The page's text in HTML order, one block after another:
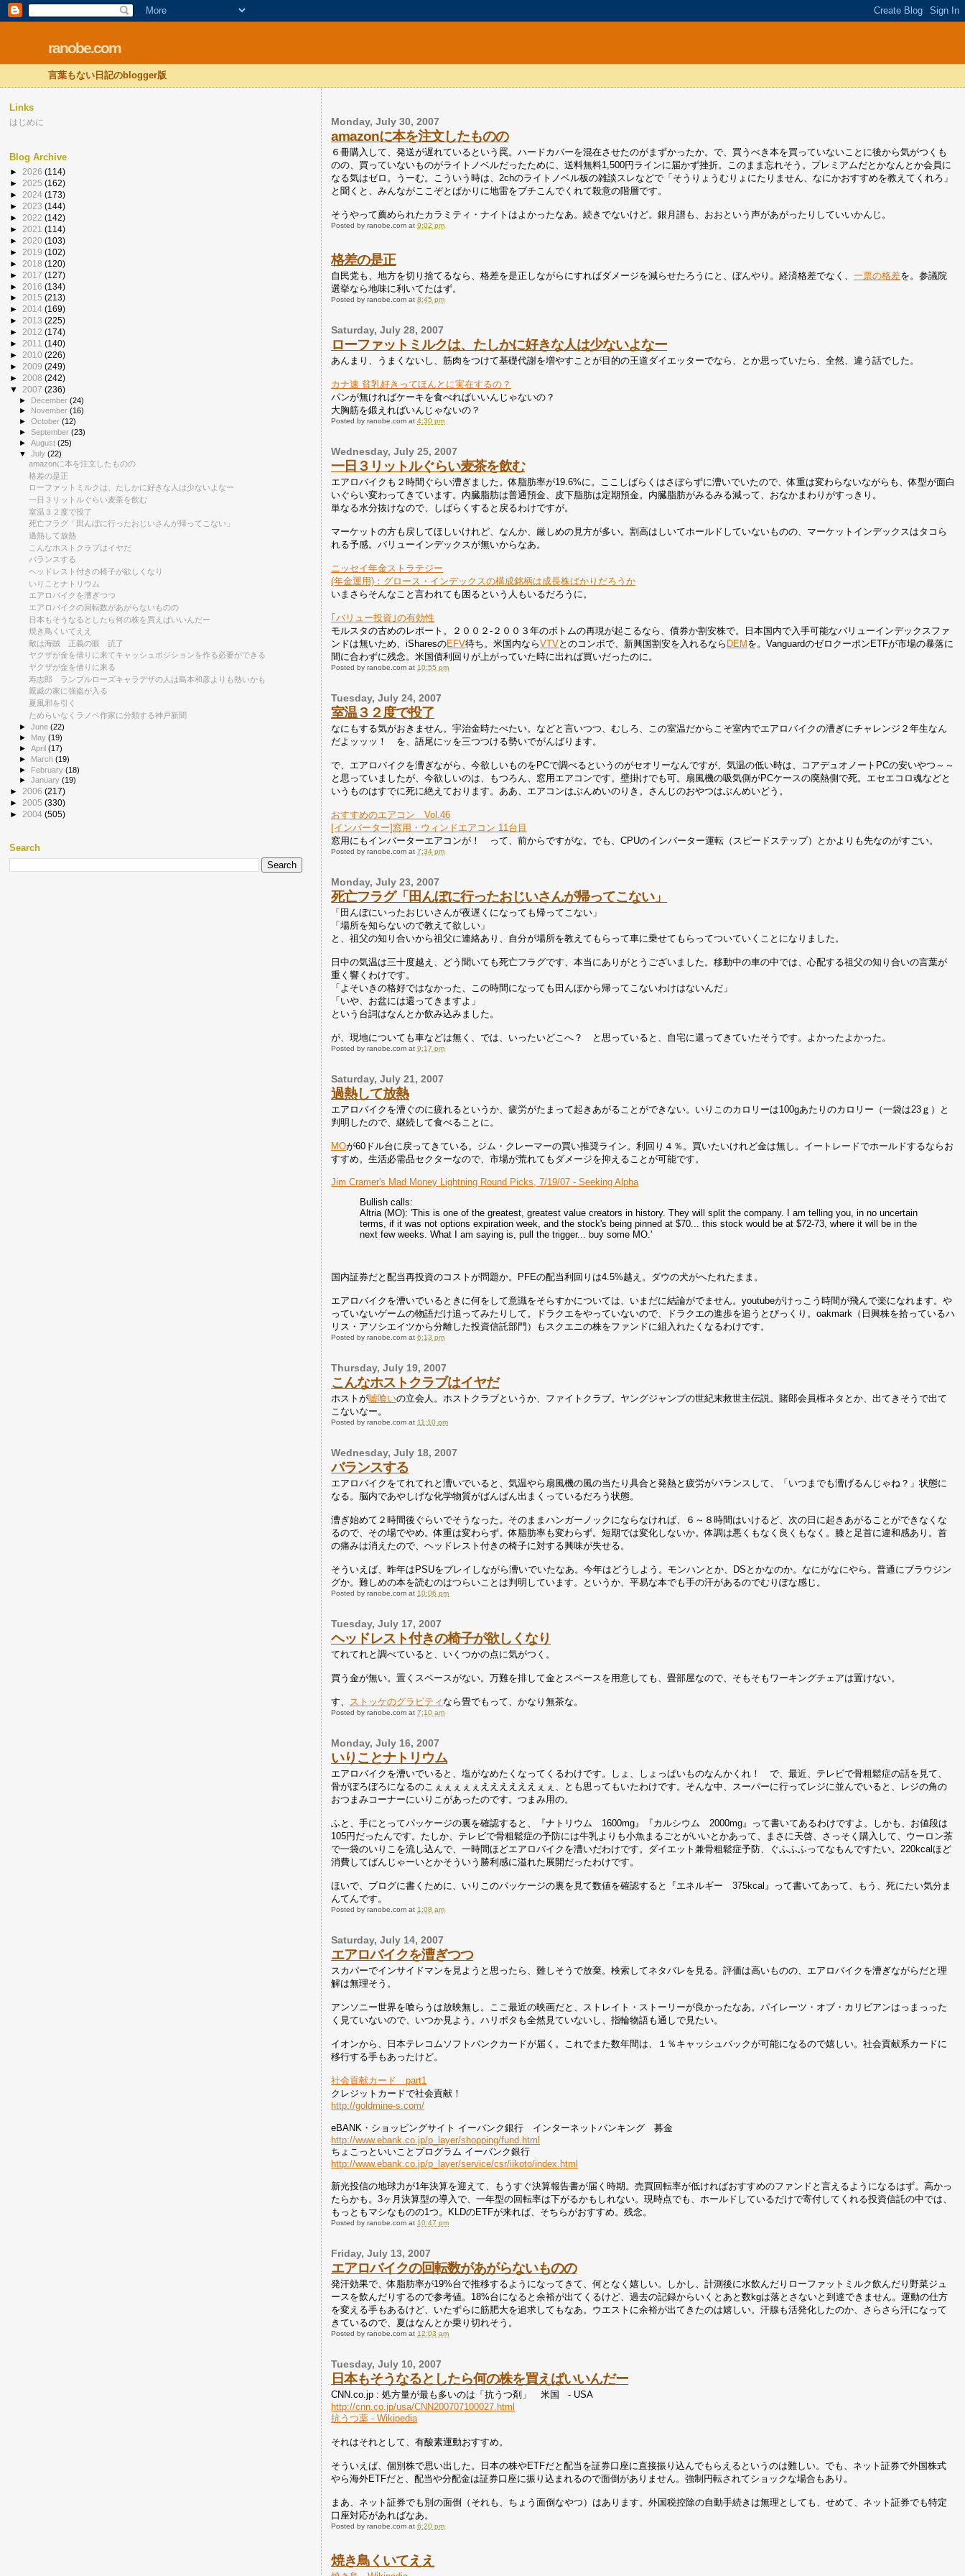
ranobe.com
言葉もない日記のblogger版
Monday, July 30, 2007
amazonに本を注文したものの
６冊購入して、発送が遅れているという罠。ハードカバーを混在させたのがまずかったか。で、買うべき本を買っていないことに後から気がつくも
のの、買っていないものがライトノベルだったために、送料無料1,500円ラインに届かず挫折。このまま忘れそう。プレミアムだとかなんとか会員に
なる気はゼロ。うーむ。こういう時は、2chのライトノベル板の雑談スレなどで「そうりょうむりょにたりません、なにかおすすめを教えてくれろ」
と聞くと、みんながここぞとばかりに地雷をブチこんでくれて殺意の階層です。
そうやって薦められたカラミティ・ナイトはよかったなあ。続きでないけど。銀月譜も、おおという声があがったりしていいかんじ。
Posted byranobe.com at9:02 pm
格差の是正
自民党も、地方を切り捨てるなら、格差を是正しながらにすればダメージを減らせたろうにと、ぼんやり。経済格差でなく、一票の格差を。参議院
選挙なら地味に利いてたはず。
Posted byranobe.com at8:45 pm
Saturday, July 28, 2007
ローファットミルクは、たしかに好きな人は少ないよなー
あんまり、うまくないし、筋肉をつけて基礎代謝を増やすことが目的の王道ダイエッターでなら、とか思っていたら、全然、違う話でした。
カナ速 貧乳好きってほんとに実在するの？
パンが無ければケーキを食べればいいんじゃないの？
大胸筋を鍛えればいんじゃないの？
Posted byranobe.com at4:30 pm
Wednesday, July 25, 2007
一日３リットルぐらい麦茶を飲む
エアロバイクも２時間ぐらい漕ぎました。体脂肪率が19.6%に。ここしばらくはさぼらずに漕いでいたので、体重は変わらないながらも、体型が面白
いぐらい変わってきています。内臓脂肪は普通預金、皮下脂肪は定期預金。内臓脂肪がみるみる減って、おなかまわりがすっきり。
単なる水分抜けなので、しばらくすると戻るわけですが。
マーケットの方も戻してほしいけれど、なんか、厳しめの見方が多い。割高はしいてホールドしていないものの、マーケットインデックスはタコら
れる予感。バリューインデックスが無いからなあ。
ニッセイ年金ストラテジー
(年金運用)：グロース・インデックスの構成銘柄は成長株ばかりだろうか
いまさらそんなこと言われても困るという人もいるだろうに。
｢バリュー投資｣の有効性
モルスタの古めのレポート。２００２-２００３年のボトムの再現が起こるなら、債券か割安株で。日本国内で入手可能なバリューインデックスファ
ンドは無いため、iSharesのEFV待ち。米国内ならVTVとのコンボで、新興国割安を入れるなら DEM を。VanguardのゼロクーポンETFが市場の暴落に
間に合わずに残念。米国債利回りが上がっていた時に出れば買いだったのに。
Posted byranobe.com at 10:55 pm
Tuesday, July 24, 2007
室温３２度で投了
なにもする気がおきません。宇治金時たべたい。などと言いつつ、むしろ、この室温だからこそ室内でエアロバイクの漕ぎにチャレンジ２年生なん
だよッッッ！ を、語尾にッを三つつける勢いでがんばります。
で、エアロバイクを漕ぎながら、今欲しいものをPCで調べるというのがセオリーなんですが、気温の低い時は、コアデュオノートPCの安いやつ～～
と思っていましたが、今欲しいのは、もつろん、窓用エアコンです。壁掛けでも可。扇風機の吸気側がPCケースの廃熱側で死。エセエコロ魂などと
いうものはすでに死に絶えております。ああ、エアコンはぶんめいのりき。さんじのおやつはぶんめいどう。
おすすめのエアコン Vol.46
[インバーター]窓用・ウィンドエアコン 11台目
窓用にもインバーターエアコンが！ って、前からですがな。でも、CPUのインバーター運転（スピードステップ）とかよりも先なのがすごい。
Posted byranobe.com at7:34 pm
Monday, July 23, 2007
死亡フラグ「田んぼに行ったおじいさんが帰ってこない」
「田んぼにいったおじいさんが夜遅くになっても帰ってこない」
「場所を知らないので教えて欲しい」
と、祖父の知り合いから祖父に連絡あり、自分が場所を教えてもらって車に乗せてもらってついていくことになりました。
日中の気温は三十度越え、どう聞いても死亡フラグです、本当にありがとうございました。移動中の車の中では、心配する祖父の知り合いの言葉が
重く響くわけです。
「よそいきの格好ではなかった、この時間になっても田んぼから帰ってこないわけはないんだ」
「いや、お盆には還ってきますよ」
という台詞はなんとか飲み込みました。
が、現地についても車などは無く、では、いったいどこへ？ と思っていると、自宅に還ってきていたそうです。よかったよかった。
Posted byranobe.com at9:17 pm
Saturday, July 21, 2007
過熱して放熱
エアロバイクを漕ぐのに疲れるというか、疲労がたまって起きあがることができない。いりこのカロリーは100gあたりのカロリー（一袋は23ｇ）と
判明したので、継続して食べることに。
MOが60ドル台に戻ってきている。ジム・クレーマーの買い推奨ライン。利回り４％。買いたいけれど金は無し。イートレードでホールドするならお
すすめ。生活必需品セクターなので、市場が荒れてもダメージを抑えることが可能です。
Jim Cramer's Mad Money Lightning Round Picks, 7/19/07 - Seeking Alpha
Bullish calls:
Altria (MO): 'This is one of the greatest, greatest value creators in history. They will split the company. I am telling you, in no uncertain
terms, if it was not options expiration week, and the stock's being pinned at $70... this stock would be at $72-73, where it will be in the
next few weeks. What I am saying is, pull the trigger... buy some MO.'
国内証券だと配当再投資のコストが問題か。PFEの配当利回りは4.5%越え。ダウの犬がへたれたまま。
エアロバイクを漕いでいるときに何をして意識をそらすかについては、いまだに結論がでません。youtubeがけっこう時間が飛んで楽になれます。や
っていないゲームの物語だけ追ってみたりして。ドラクエをやっていないので、ドラクエの進歩を追うとびっくり。oakmark（日興株を拾っているハ
リス・アソシエイツから分離した投資信託部門）もスクエニの株をファンドに組入れたくなるわけです。
Posted byranobe.com at6:13 pm
Thursday, July 19, 2007
こんなホストクラブはイヤだ
ホストが嘘喰いの立会人。ホストクラブというか、ファイトクラブ。ヤングジャンプの世紀末救世主伝説。賭郎会員権ネタとか、出てきそうで出て
こないなー。
Posted byranobe.com at 11:10 pm
Wednesday, July 18, 2007
バランスする
エアロバイクをてれてれと漕いでいると、気温やら扇風機の風の当たり具合と発熱と疲労がバランスして、「いつまでも漕げるんじゃね？」状態に
なる。脳内であやしげな化学物質がばんばん出まくっているだろう状態。
漕ぎ始めて２時間後ぐらいでそうなった。そのままハンガーノックにならなければ、６～８時間はいけるど、次の日に起きあがることができなくな
るので、その場でやめ。体重は変わらず。体脂肪率も変わらず。短期では変化しないか。体調は悪くもなく良くもなく。膝と足首に違和感あり。首
の痛みは消えたので、ヘッドレスト付きの椅子に対する興味が失せる。
そういえば、昨年はPSUをプレイしながら漕いでいたなあ。今年はどうしよう。モンハンとか、DSとかなのか。なにがなにやら。普通にブラウジン
グか。難しめの本を読むのはつらいことは判明しています。というか、平易な本でも手の汗があるのでむりぽな感じ。
Posted byranobe.com at 10:06 pm
Tuesday, July 17, 2007
ヘッドレスト付きの椅子が欲しくなり
てれてれと調べていると、いくつかの点に気がつく。
買う金が無い。置くスペースがない。万難を排して金とスペースを用意しても、畳部屋なので、そもそもワーキングチェアは置けない。
す、 ストッケのグラビティなら畳でもって、かなり無茶な。
Posted byranobe.com at7:10 am
Monday, July 16, 2007
いりことナトリウム
エアロバイクを漕いでいると、塩がなめたくなってくるわけです。しょ、しょっぱいものなんかくれ！ で、最近、テレビで骨粗鬆症の話を見て、
骨がぼろぼろになるのこぇぇぇぇぇええええええぇぇ、とも思ってもいたわけです。そんな中、スーパーに行ってレジに並んでいると、レジの角の
おつまみコーナーにいりこがあったのです。つまみ用の。
ふと、手にとってパッケージの裏を確認すると、『ナトリウム 1600mg』『カルシウム 2000mg』って書いてあるわけですよ。しかも、お値段は
105円だったんです。たしか、テレビで骨粗鬆症の予防には牛乳よりも小魚まるごとがいいとかあって、まさに天啓、さっそく購入して、ウーロン茶
で一袋のいりこを流し込んで、一時間ほどエアロバイクを漕いだわけです。ダイエット兼骨粗鬆症予防、ぐふふふってなもんですたい。220kcalほど
消費してばんじゃーいとかそういう勝利感に溢れた展開だったわけです。
ほいで、ブログに書くために、いりこのパッケージの裏を見て数値を確認すると『エネルギー 375kcal』って書いてあって、もう、死にたい気分ま
んてんです。
Posted byranobe.com at 1:08 am
Saturday, July 14, 2007
エアロバイクを漕ぎつつ
スカパーでインサイドマンを見ようと思ったら、難しそうで放棄。検索してネタバレを見る。評価は高いものの、エアロバイクを漕ぎながらだと理
解は無理そう。
アンソニー世界を喰らうは放映無し。ここ最近の映画だと、ストレイト・ストーリーが良かったなあ。パイレーツ・オブ・カリビアンはっまっった
く見ていないので、いつか見よう。ハリポタも全然見ていないし、指輪物語も通しで見たい。
イオンから、日本テレコムソフトバンクカードが届く。これでまた数年間は、１％キャッシュバックが可能になるので嬉しい。社会貢献系カードに
移行する手もあったけど。
社会貢献カード part1
クレジットカードで社会貢献！
http://goldmine-s.com/
eBANK・ショッピングサイト イーバンク銀行 インターネットバンキング 募金
http://www.ebank.co.jp/p_layer/shopping/fund.html
ちょこっといいことプログラム イーバンク銀行
http://www.ebank.co.jp/p_layer/service/csr/iikoto/index.html
新光投信の地球力が1年決算を迎えて、もうすぐ決算報告書が届く時期。売買回転率が低ければおすすめのファンドと言えるようになるはず。高かっ
たらかも。3ヶ月決算型の導入で、一年型の回転率は下がるかもしれない。現時点でも、ホールドしているだけで寄付してくれる投資信託の中では、
もっともマシなものの1つ。KLDのETFが来れば、そちらがおすすめ。残念。
Posted byranobe.com at 10:47 pm
Friday, July 13, 2007
エアロバイクの回転数があがらないものの
発汗効果で、体脂肪率が19%台で推移するようになってきて、何となく嬉しい。しかし、計測後に水飲んだりローファットミルク飲んだり野菜ジュ
ースを飲んだりするので参考値。18%台になると余裕が出てくるけど、過去の記録からいくとあと数kgは落とさないと到達できません。運動の仕方
を変える手もあるけど、いたずらに筋肥大を追求してもなあ。ウエストに余裕が出てきたのは嬉しい。汗腺も活発化したのか、さらさら汗になって
きているので、夏はなんとか乗り切れそう。
Posted byranobe.com at 12:03 am
Tuesday, July 10, 2007
日本もそうなるとしたら何の株を買えばいいんだー
CNN.co.jp : 処方量が最も多いのは「抗うつ剤」 米国 - USA
http://cnn.co.jp/usa/CNN200707100027.html
抗うつ薬 - Wikipedia
それはそれとして、有酸素運動おすすめ。
そういえば、個別株で思い出した。日本の株やETFだと配当を証券口座に直接振り込んでもらえるというのは難しい。でも、ネット証券で外国株式
やら海外ETFだと、配当や分配金は証券口座に振り込まれるので面倒がありません。強制円転されてショックな場合もあり。
まあ、ネット証券でも別の面倒（それも、ちょう面倒なやつ）はあります。外国税控除の自動手続きは無理としても、せめて、ネット証券でも特定
口座対応があればなあ。
Posted byranobe.com at6:20 pm
焼き鳥くいてええ
Links
はじめに
Blog Archive
► 2026 (114)
► 2025 (162)
► 2024 (173)
► 2023 (144)
► 2022 (142)
► 2021 (114)
► 2020 (103)
► 2019 (102)
► 2018 (120)
► 2017 (127)
► 2016 (134)
► 2015 (213)
► 2014 (169)
► 2013 (225)
► 2012 (174)
► 2011 (140)
► 2010 (226)
► 2009 (249)
► 2008 (242)
▼ 2007 (236)
► December(24)
►
November(16)
►October(12)
►September(23)
►August(25)
▼July(22)
amazonに本を注文したものの
格差の是正
ローファットミルクは、たしかに好きな人は少ないよなー
一日３リットルぐらい麦茶を飲む
室温３２度で投了
死亡フラグ「田んぼに行ったおじいさんが帰ってこない」
過熱して放熱
こんなホストクラブはイヤだ
バランスする
ヘッドレスト付きの椅子が欲しくなり
いりことナトリウム
エアロバイクを漕ぎつつ
エアロバイクの回転数があがらないものの
日本もそうなるとしたら何の株を買えばいいんだー
焼き鳥くいてええ
敵は海賊 正義の眼 読了
ヤクザが金を借りに来てキャッシュポジションを作る必要ができる
ヤクザが金を借りに来る
寿志郎 ランブルローズキャラデザの人は島本和彦よりも熱いかも
親戚の家に強盗が入る
夏風邪を引く
ためらいなくラノベ作家に分類する神戸新聞
►June(22)
►
May(19)
►April(17)
► March(19)
► February(18)
►January(19)
► 2006 (217)
► 2005 (330)
► 2004 (505)
Search